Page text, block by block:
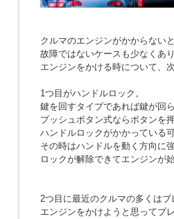
クルマのエンジンがかからない
故障ではないケースも少なくあり
エンジンをかける時について、
1つ目がハンドルロック。
鍵を回すタイプであれば鍵が回ら
プッシュボタン式ならボタンを
ハンドルロックがかかっている
その時はハンドルを動く方向に
ロックが解除できてエンジンが
2つ目に最近のクルマの多くは
エンジンをかけようと思ってブ